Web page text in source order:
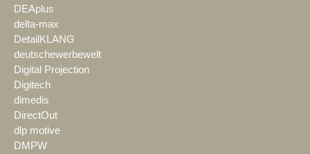
DEAplus
delta-max
DetailKLANG
deutschewerbewelt
Digital Projection
Digitech
dimedis
DirectOut
dlp motive
DMPW